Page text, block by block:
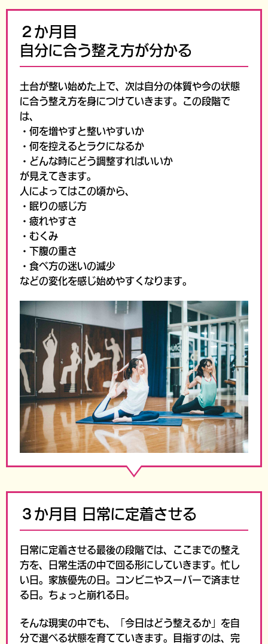
２か月目
自分に合う整え方が分かる
土台が整い始めた上で、 次は自分の体質や今の状態
に合う整え方を身につけていきます。
この段階で
は、
・何を増やすと整いやすいか
・何を控えるとラクになるか
・どんな時にどう調整すればいいか
が見えてきます。
人によってはこの頃から、
・眠りの感じ方
・疲れやすさ
・むくみ
・下腹の重さ
・食べ方の迷いの減少
などの変化を感じ始めやすくなります。
３か月目 日常に定着させる
日常に定着させる最後の段階では、
ここまでの整え
方を、日常生活の中で回る形にしていきます。忙し
い日。 家族優先の日。 コンビニやスーパーで済ませ
る日。 ちょっと崩れる日。
そんな現実の中でも、
「今日はどう整えるか」を自
分で選べる状態を育てていきます。
目指すのは、完